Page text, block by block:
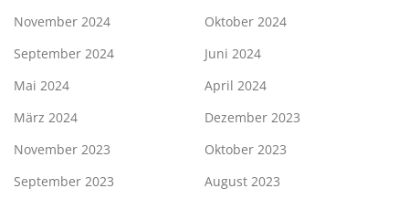
November 2024
Oktober 2024
September 2024
Juni 2024
Mai 2024
April 2024
März 2024
Dezember 2023
November 2023
Oktober 2023
September 2023
August 2023